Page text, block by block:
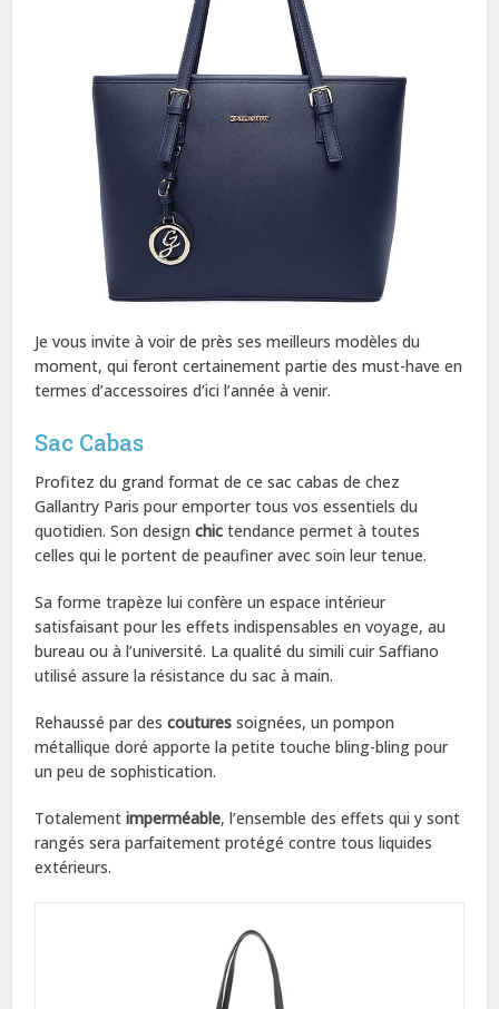
Je vous invite à voir de près ses meilleurs modèles du
moment, qui feront certainement partie des must-have en
termes d’accessoires d’ici l’année à venir.
Sac Cabas
Profitez du grand format de ce sac cabas de chez
Gallantry Paris pour emporter tous vos essentiels du
quotidien. Son designchic tendance permet à toutes
celles qui le portent de peaufiner avec soin leur tenue.
Sa forme trapèze lui confère un espace intérieur
satisfaisant pour les effets indispensables en voyage, au
bureau ou à l’université. La qualité du simili cuir Saffiano
utilisé assure la résistance du sac à main.
Rehaussé par descoutures soignées, un pompon
métallique doré apporte la petite touche bling-bling pour
un peu de sophistication.
Totalement imperméable, l’ensemble des effets qui y sont
rangés sera parfaitement protégé contre tous liquides
extérieurs.